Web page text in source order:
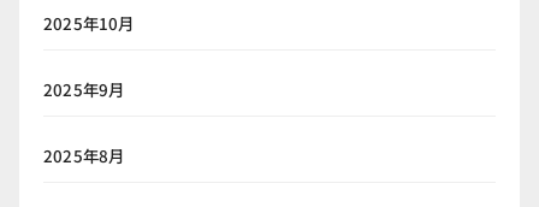
2025年10月
2025年9月
2025年8月